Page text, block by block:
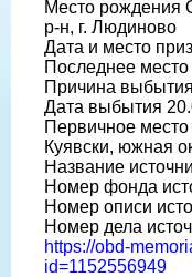
Место рождения
р-н, г. Людиново
Дата и место
Последнее
Причина
Дата выбытия
Первичное
Куявски, южная
Название
Номер фонда
Номер описи
Номер дела
https://obd-
id=1152556949